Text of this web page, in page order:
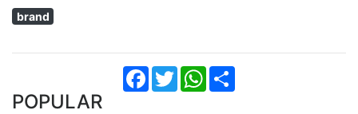
brand
Facebook
TwitterWhatsApp
POPULAR